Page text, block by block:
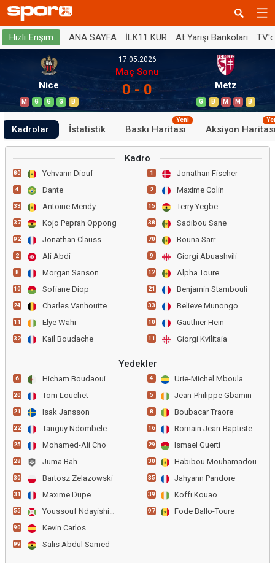
Hızlı Erişim ANA SAYFA İLK11 KUR At Yarışı Bankoları
Nice
M G G G B
17.05.2026
Maç Sonu
0 - 0 Metz
G B M M B
Kadrolar İstatistik Baskı Haritası
Yeni
Aksiyon
Kadro
80 Yehvann Diouf
4 Dante
33 Antoine Mendy
37 Kojo Peprah Oppong
92 Jonathan Clauss
2 Ali Abdi
8 Morgan Sanson
10 Sofiane Diop
24 Charles Vanhoutte
11 Elye Wahi
32 Kail Boudache
1 Jonathan Fischer
2 Maxime Colin
15 Terry Yegbe
38 Sadibou Sane
70 Bouna Sarr
9 Giorgi Abuashvili
12 Alpha Toure
21 Benjamin Stambouli
33 Believe Munongo
10 Gauthier Hein
11 Giorgi Kvilitaia
Yedekler
6 Hicham Boudaoui
20 Tom Louchet
21 Isak Jansson
22 Tanguy Ndombele
25 Mohamed-Ali Cho
28 Juma Bah
30 Bartosz Zelazowski
31 Maxime Dupe
55 Youssouf Ndayishimiye
90 Kevin Carlos
99 Salis Abdul Samed
4 Urie-Michel Mboula
5 Jean-Philippe Gbamin
8 Boubacar Traore
16 Romain Jean-Baptiste
29 Ismael Guerti
30 Habibou Mouhamadou Diallo
35 Jahyann Pandore
39 Koffi Kouao
97 Fode Ballo-Toure